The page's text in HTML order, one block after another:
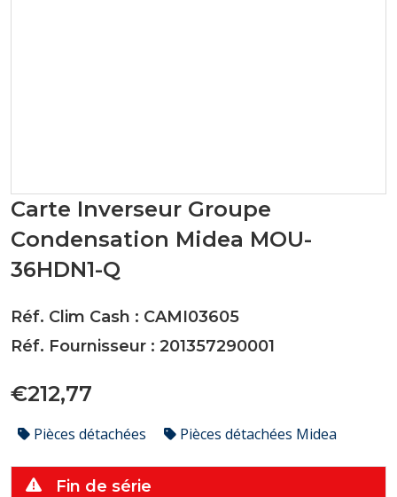
Carte Inverseur Groupe
Condensation Midea MOU-
36HDN1-Q
Réf. Clim Cash : CAMI03605
Réf. Fournisseur : 201357290001
€212,77
Pièces détachées Pièces détachées Midea
Fin de série